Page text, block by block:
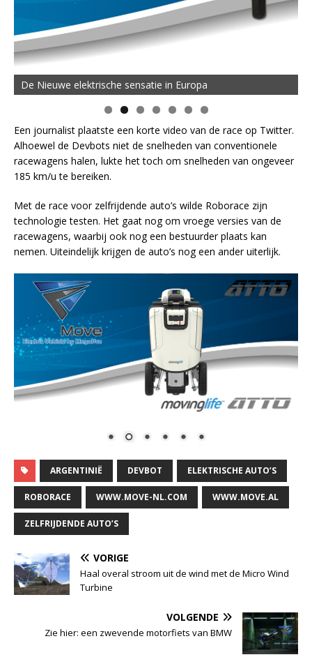
De Nieuwe elektrische sensatie in Europa
Een journalist plaatste een korte video van de race op Twitter.
Alhoewel de Devbots niet de snelheden van conventionele
racewagens halen, lukte het toch om snelheden van ongeveer
185 km/u te bereiken.
Met de race voor zelfrijdende auto’s wilde Roborace zijn
technologie testen. Het gaat nog om vroege versies van de
racewagens, waarbij ook nog een bestuurder plaats kan
nemen. Uiteindelijk krijgen de auto’s nog een ander uiterlijk.
ARGENTINIË DEVBOT ELEKTRISCHE AUTO’S
ROBORACE WWW.MOVE-NL.COM WWW.MOVE.AL
ZELFRIJDENDE AUTO’S
VORIGE
Haal overal stroom uit de wind met de Micro Wind
Turbine
VOLGENDE
Zie hier: een zwevende motorfiets van BMW